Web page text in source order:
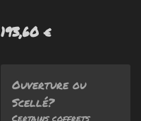
193,60 €
Ouverture ou
Scellé?
Certains coffrets